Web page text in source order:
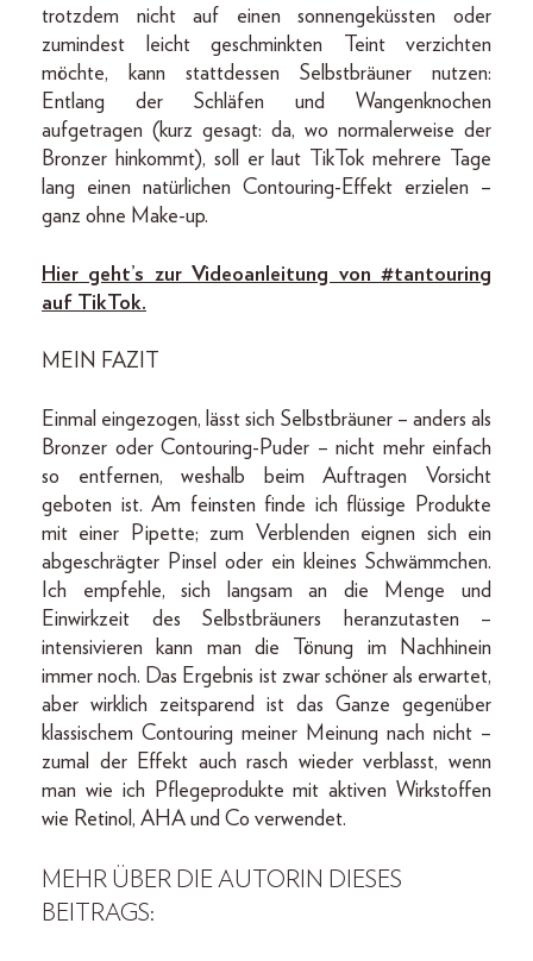
trotzdem nicht auf einen sonnengeküssten oder
zumindest leicht geschminkten Teint verzichten
möchte, kann stattdessen Selbstbräuner nutzen:
Entlang der Schläfen und Wangenknochen
aufgetragen (kurz gesagt: da, wo normalerweise der
Bronzer hinkommt), soll er laut TikTok mehrere Tage
lang einen natürlichen Contouring-Effekt erzielen –
ganz ohne Make-up.
Hier geht’s zur Videoanleitung von #tantouring
auf TikTok.
MEIN FAZIT
Einmal eingezogen, lässt sich Selbstbräuner – anders als
Bronzer oder Contouring-Puder – nicht mehr einfach
so entfernen, weshalb beim Auftragen Vorsicht
geboten ist. Am feinsten finde ich flüssige Produkte
mit einer Pipette; zum Verblenden eignen sich ein
abgeschrägter Pinsel oder ein kleines Schwämmchen.
Ich empfehle, sich langsam an die Menge und
Einwirkzeit des Selbstbräuners heranzutasten –
intensivieren kann man die Tönung im Nachhinein
immer noch. Das Ergebnis ist zwar schöner als erwartet,
aber wirklich zeitsparend ist das Ganze gegenüber
klassischem Contouring meiner Meinung nach nicht –
zumal der Effekt auch rasch wieder verblasst, wenn
man wie ich Pflegeprodukte mit aktiven Wirkstoffen
wie Retinol, AHA und Co verwendet.
MEHR ÜBER DIE AUTORIN DIESES
BEITRAGS: